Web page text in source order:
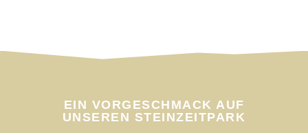
EIN VORGESCHMACK AUF
UNSEREN STEINZEITPARK